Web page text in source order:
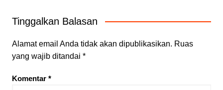
Tinggalkan Balasan
Alamat email Anda tidak akan dipublikasikan. Ruas
yang wajib ditandai *
Komentar *